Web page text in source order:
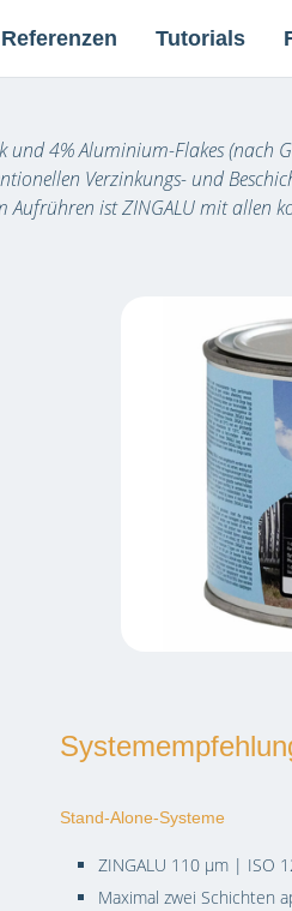
Referenzen Tutorials
System
4% Aluminium-Flakes (nach
Verzinkungs- und
ist ZINGALU mit allen
Stand-Alone-Systeme
ZINGALU 110 µm | ISO
Maximal zwei Schichten